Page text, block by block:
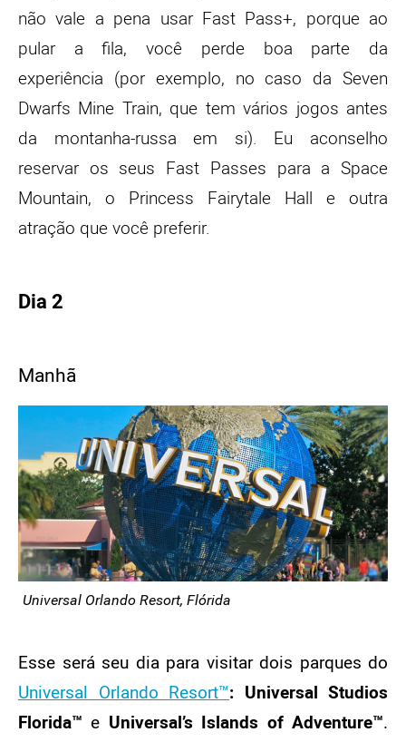
não vale a pena usar Fast Pass+, porque ao
pular a fila, você perde boa parte da
experiência (por exemplo, no caso da Seven
Dwarfs Mine Train, que tem vários jogos antes
da montanha-russa em si). Eu aconselho
reservar os seus Fast Passes para a Space
Mountain, o Princess Fairytale Hall e outra
atração que você preferir.
Dia 2
Manhã
Universal Orlando Resort, Flórida
Esse será seu dia para visitar dois parques do
Universal Orlando Resort™: Universal Studios
Florida™ e Universal’s Islands of Adventure™.